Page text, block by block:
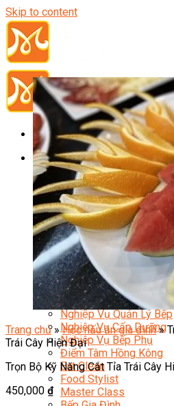
Skip to content
Đầu Bếp
Bếp Trưởng Điều Hành
Nghiệp Vụ Bếp Trưởng
Nghiệp Vụ Bếp Quốc Tế
Nghiệp Vụ Bếp Trưởng
Nghiệp Vụ Bếp Trưởng
Nghiệp Vụ Bếp Trưởng
Nghiệp Vụ Bếp Trưởng
Nghiệp Vụ Bếp Trưởng
Nghiệp Vụ Bếp Hàn
Nghiệp Vụ Bếp Thái
Nghiệp Vụ Bếp Chay
Nghiệp Vụ Quản Lý Bếp
Nghiệp Vụ Cấp Dưỡng
Nghiệp Vụ Bếp Phụ
Điểm Tâm Hồng Kông
Eat Clean
Food Stylist
Master Class
Trang chủ » Học nấu ăn gia đình »
Trái Cây Hiện Đại
Trọn Bộ Kỹ Năng Cắt Tỉa Trái Cây
450,000 ₫